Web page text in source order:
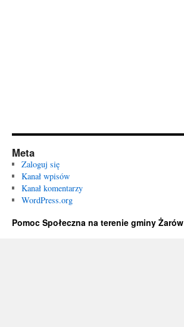
Meta
Zaloguj się
Kanał wpisów
Kanał komentarzy
WordPress.org
Pomoc Społeczna na terenie gminy Żarów